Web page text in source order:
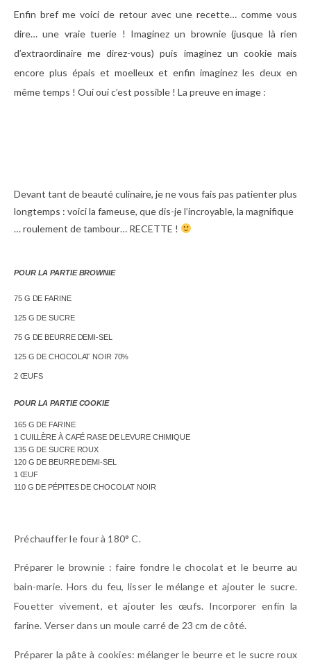
Enfin bref me voici de retour avec une recette… comme vous
dire… une vraie tuerie ! Imaginez un brownie (jusque là rien
d’extraordinaire me direz-vous) puis imaginez un cookie mais
encore plus épais et moelleux et enfin imaginez les deux en
même temps ! Oui oui c’est possible ! La preuve en image :
Devant tant de beauté culinaire, je ne vous fais pas patienter plus
longtemps : voici la fameuse, que dis-je l’incroyable, la magnifique
… roulement de tambour… RECETTE !
POUR LA PARTIE BROWNIE
75 G DE FARINE
125 G DE SUCRE
75 G DE BEURRE DEMI-SEL
125 G DE CHOCOLAT NOIR 70%
2 ŒUFS
POUR LA PARTIE COOKIE
165 G DE FARINE
1 CUILLÈRE À CAFÉ RASE DE LEVURE CHIMIQUE
135 G DE SUCRE ROUX
120 G DE BEURRE DEMI-SEL
1 ŒUF
110 G DE PÉPITES DE CHOCOLAT NOIR
Préchauffer le four à 180° C.
Préparer le brownie : faire fondre le chocolat et le beurre au
bain-marie. Hors du feu, lisser le mélange et ajouter le sucre.
Fouetter vivement, et ajouter lesœufs. Incorporer enfin la
farine. Verser dans un moule carréde 23 cm de côté.
Préparer la pâte à cookies: mélanger le beurre et le sucre roux